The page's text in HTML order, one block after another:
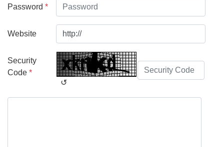
Password *
Website
Security
Code *
↺